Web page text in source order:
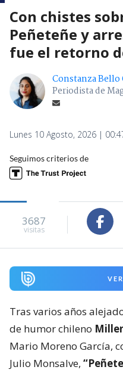
Con chistes
Peñeteñe y
fue el retorno
Constanza
Periodista de
Lunes 10 Agosto, 2026 |
Seguimos criterios de
3687
visitas
Tras varios años
de humor chileno
Mario Moreno García,
Julio Monsalve,